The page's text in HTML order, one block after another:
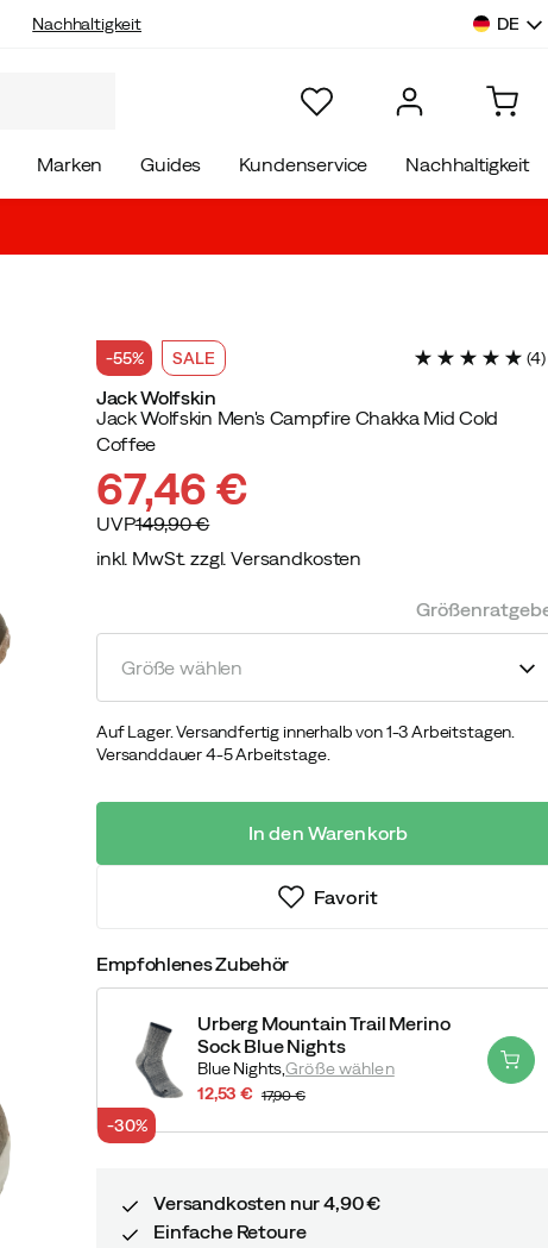
Nachhaltigkeit DE
Marken Guides Kundenservice Nachhaltigkeit
-55% SALE (4)
Jack Wolfskin
Jack Wolfskin Men's Campfire Chakka Mid Cold
Coffee
discounted
67,46 €
original
UVP149,90 €
inkl. MwSt. zzgl. Versandkosten
Größe wählen
Auf Lager. Versandfertig innerhalb von 1-3 Arbeitstagen.
Versanddauer 4-5 Arbeitstage.
In den Warenkorb
Favorit
Empfohlenes Zubehör
Urberg Mountain Trail Merino
Sock Blue Nights
Blue Nights,Größe wählen
12,53 € 17,90 €
-30%
Versandkosten nur 4,90 €
Einfache Retoure